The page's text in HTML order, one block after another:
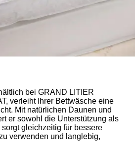
bei GRAND LITIER
verleiht Ihrer Bettwäsche eine
Mit natürlichen Daunen und
er sowohl die Unterstützung als
gleichzeitig für bessere
verwenden und langlebig,